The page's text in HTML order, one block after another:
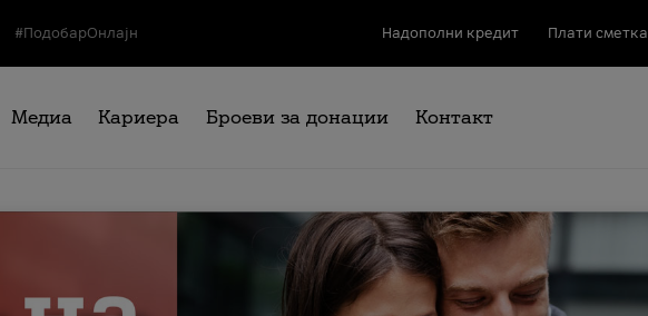
#ПодобарОнлајн Надополни кредит Плати сметка
Медиа Кариера Броеви за донации Контакт